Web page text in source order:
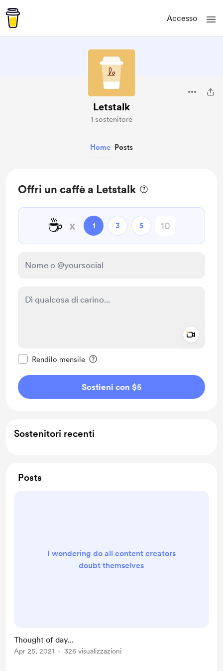
Accesso
Letstalk
1 sostenitore
Home Posts
Offri un caffè a Letstalk
☕ x 1 3 5
Rendilo mensile
Sostieni con $5
Sostenitori recenti
Posts
I wondering do all content creators
doubt themselves
Thought of day...
Apr 25, 2021 326 visualizzazioni